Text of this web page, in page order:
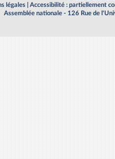
légales
Accessibilité : partiellement
Assemblée nationale - 126 Rue de